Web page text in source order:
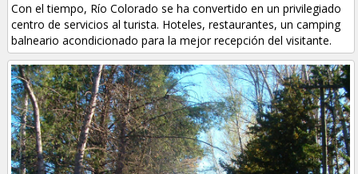
Con el tiempo, Río Colorado se ha convertido en un privilegiado
centro de servicios al turista. Hoteles, restaurantes, un camping
balneario acondicionado para la mejor recepción del visitante.